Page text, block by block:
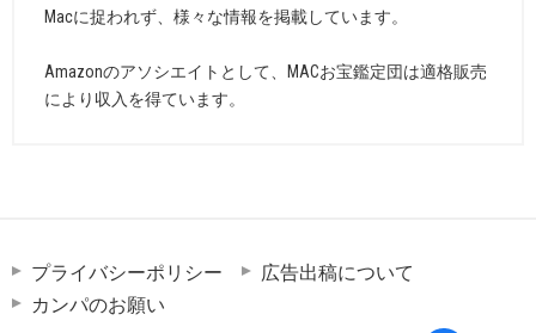
Macに捉われず、様々な情報を掲載しています。
Amazonのアソシエイトとして、MACお宝鑑定団は適格販売
により収入を得ています。
プライバシーポリシー
広告出稿について
カンパのお願い